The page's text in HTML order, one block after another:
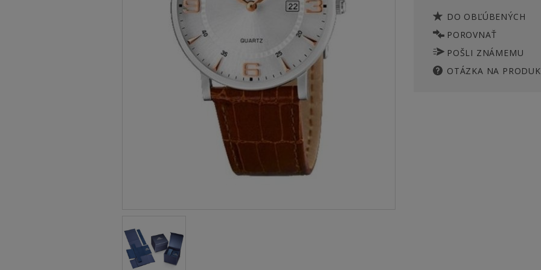
DO OBĽÚBENÝCH
POROVNAŤ
POŠLI ZNÁMEMU
OTÁZKA NA